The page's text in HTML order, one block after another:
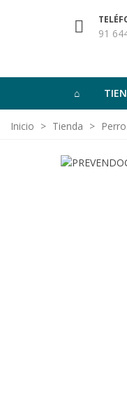
91
Inicio > Tienda >